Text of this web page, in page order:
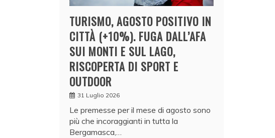
TURISMO, AGOSTO POSITIVO IN
CITTÀ (+10%). FUGA DALL’AFA
SUI MONTI E SUL LAGO,
RISCOPERTA DI SPORT E
OUTDOOR
31 Luglio 2026
Le premesse per il mese di agosto sono
più che incoraggianti in tutta la
Bergamasca,…